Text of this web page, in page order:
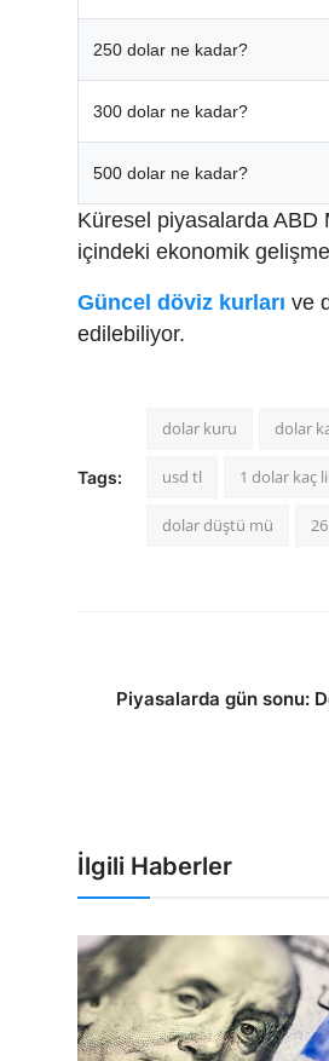
250 dolar ne kadar?
300 dolar ne kadar?
500 dolar ne kadar?
Küresel piyasalarda ABD
içindeki ekonomik
Güncel döviz kurları ve
edilebiliyor.
Tags:
dolar kuru dolar
usd tl 1 dolar kaç
dolar düştü mü
Piyasalarda gün sonu:
İlgili Haberler